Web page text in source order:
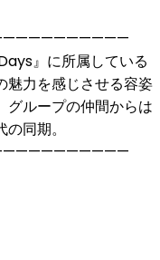
』に所属している
魅力を感じさせる容姿
グループの仲間からは
同期。